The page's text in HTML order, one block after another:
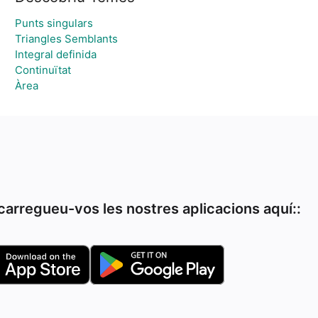
Punts singulars
Triangles Semblants
Integral definida
Continuïtat
Àrea
vos les nostres aplicacions aquí::